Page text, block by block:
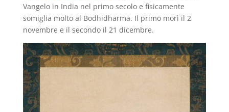
Vangelo in India nel primo secolo e fisicamente
somiglia molto al Bodhidharma. Il primo morì il 2
novembre e il secondo il 21 dicembre.